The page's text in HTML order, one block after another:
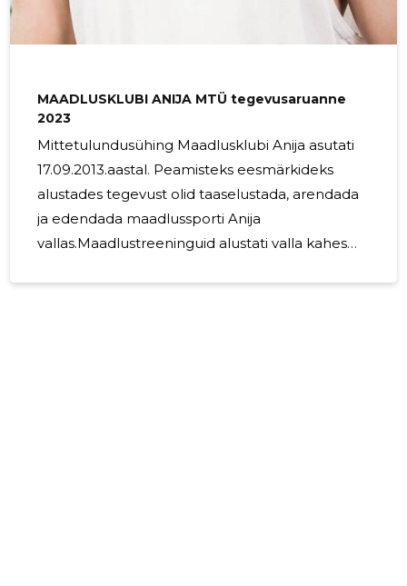
MAADLUSKLUBI ANIJA MTÜ tegevusaruanne
2023
Mittetulundusühing Maadlusklubi Anija asutati
17.09.2013.aastal. Peamisteks eesmärkideks
alustades tegevust olid taaselustada, arendada
ja edendada maadlussporti Anija
vallas.Maadlustreeninguid alustati valla kahes